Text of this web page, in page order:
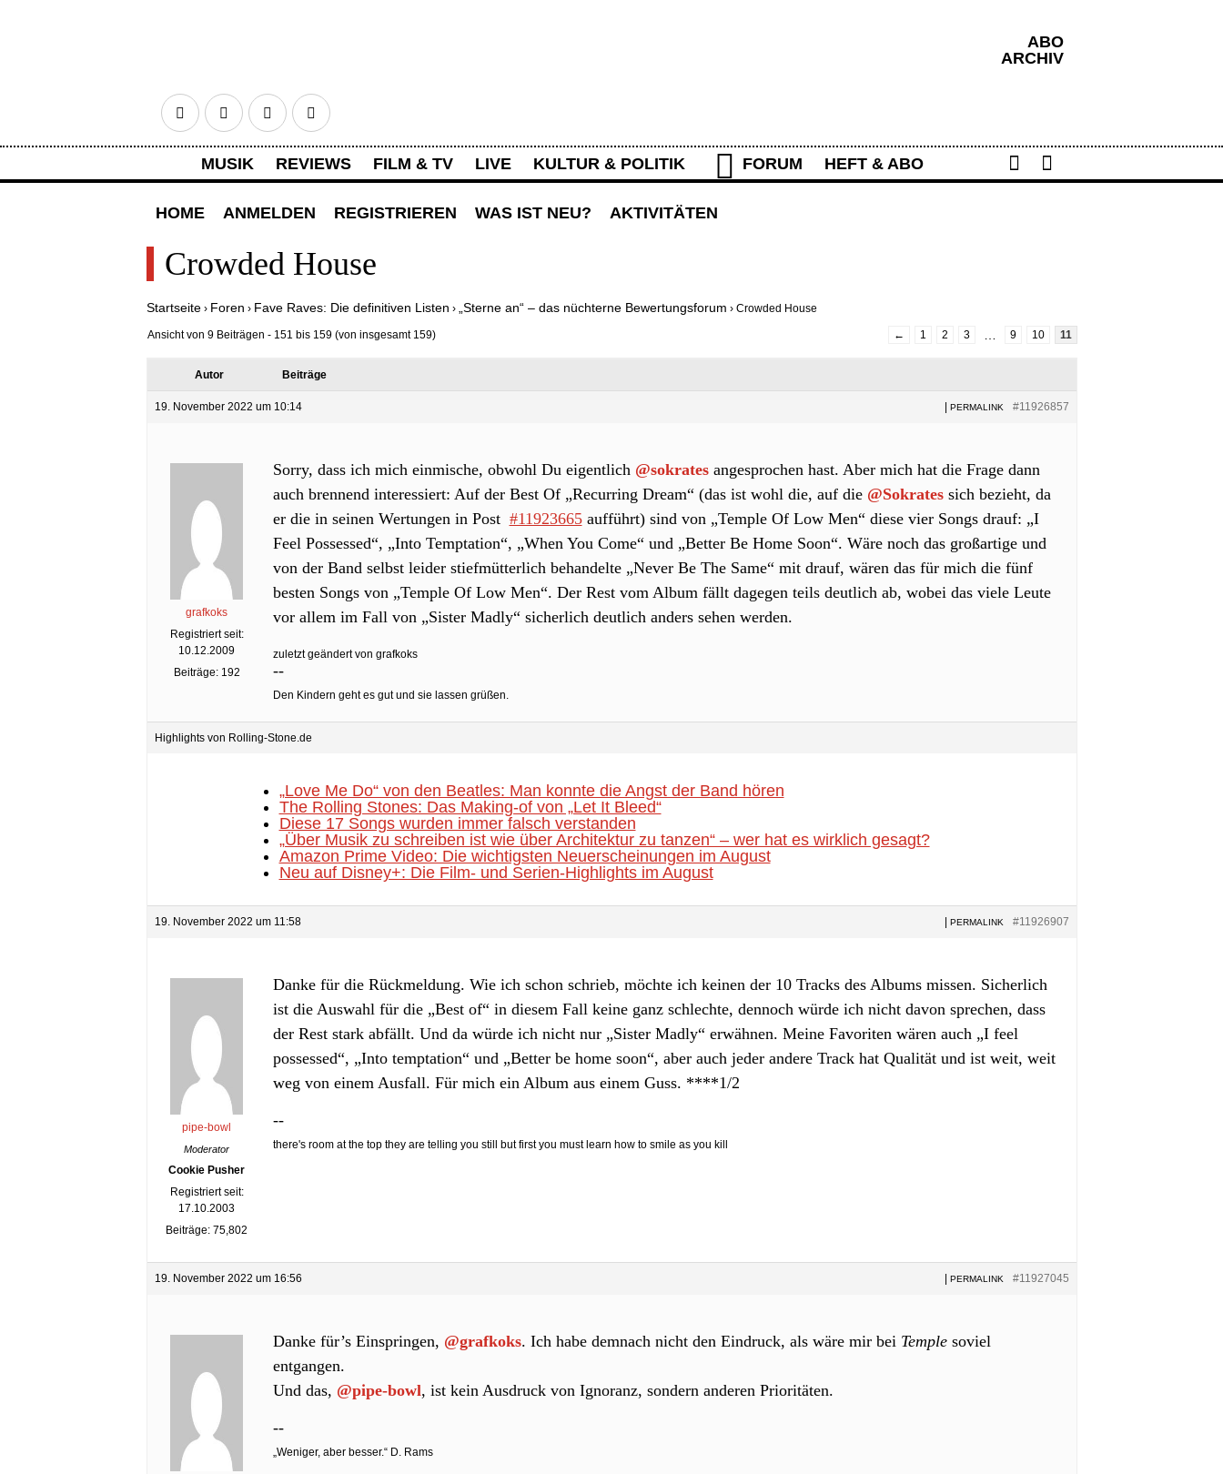
FacebookTwitter Google+RSS
ABO
ARCHIV
Share
MUSIK REVIEWS FILM & TV LIVE KULTUR & POLITIK FORUM HEFT & ABO
HOME ANMELDEN REGISTRIEREN WAS IST NEU? AKTIVITÄTEN
Crowded House
Startseite › Foren › Fave Raves: Die definitiven Listen › „Sterne an“ – das nüchterne Bewertungsforum › Crowded House
Ansicht von 9 Beiträgen - 151 bis 159 (von insgesamt 159) ← 1 2 3 9 10 11
Autor Beiträge
19. November 2022 um 10:14 #11926857
PERMALINK
grafkoks
Registriert seit:
10.12.2009
Beiträge: 192
Sorry, dass ich mich einmische, obwohl Du eigentlich @sokratesangesprochen hast. Aber mich hat die Frage dann
auch brennend interessiert: Auf der Best Of „Recurring Dream“ (das ist wohl die, auf die @Sokratessich bezieht, da
er die in seinen Wertungen in Post #11923665aufführt) sind von „Temple Of Low Men“ diese vier Songs drauf: „I
Feel Possessed“, „Into Temptation“, „When You Come“ und „Better Be Home Soon“. Wäre noch das großartige und
von der Band selbst leider stiefmütterlich behandelte „Never Be The Same“ mit drauf, wären das für mich die fünf
besten Songs von „Temple Of Low Men“. Der Rest vom Album fällt dagegen teils deutlich ab, wobei das viele Leute
vor allem im Fall von „Sister Madly“ sicherlich deutlich anders sehen werden.
zuletzt geändert von grafkoks
--
Den Kindern geht es gut und sie lassen grüßen.
Highlights von Rolling-Stone.de
„Love Me Do“ von den Beatles: Man konnte die Angst der Band hören
The Rolling Stones: Das Making-of von „Let It Bleed“
Diese 17 Songs wurden immer falsch verstanden
„Über Musik zu schreiben ist wie über Architektur zu tanzen“ – wer hat es wirklich gesagt?
Amazon Prime Video: Die wichtigsten Neuerscheinungen im August
Neu auf Disney+: Die Film- und Serien-Highlights im August
19. November 2022 um 11:58 #11926907
PERMALINK
pipe-bowl
Moderator
Cookie Pusher
Registriert seit:
17.10.2003
Beiträge: 75,802
Danke für die Rückmeldung. Wie ich schon schrieb, möchte ich keinen der 10 Tracks des Albums missen. Sicherlich
ist die Auswahl für die „Best of“ in diesem Fall keine ganz schlechte, dennoch würde ich nicht davon sprechen, dass
der Rest stark abfällt. Und da würde ich nicht nur „Sister Madly“ erwähnen. Meine Favoriten wären auch „I feel
possessed“, „Into temptation“ und „Better be home soon“, aber auch jeder andere Track hat Qualität und ist weit, weit
weg von einem Ausfall. Für mich ein Album aus einem Guss. ****1/2
--
there's room at the top they are telling you still but first you must learn how to smile as you kill
19. November 2022 um 16:56 #11927045
PERMALINK
Danke für’s Einspringen, @grafkoks. Ich habe demnach nicht den Eindruck, als wäre mir bei Templesoviel
entgangen.
Und das, @pipe-bowl, ist kein Ausdruck von Ignoranz, sondern anderen Prioritäten.
--
„Weniger, aber besser.“ D. Rams